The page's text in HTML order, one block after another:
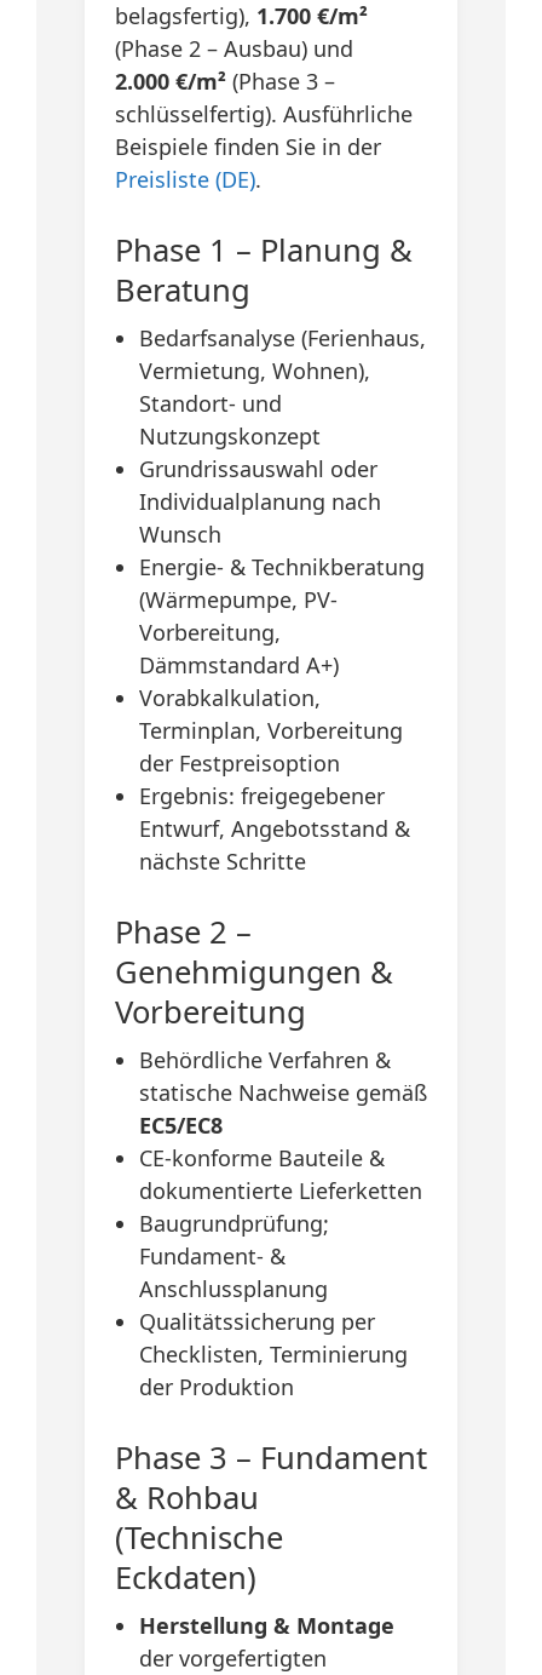
belagsfertig), 1.700 €/m²
(Phase 2 – Ausbau) und
2.000 €/m² (Phase 3 –
schlüsselfertig). Ausführliche
Beispiele finden Sie in der
Preisliste (DE).
Phase 1 – Planung &
Beratung
Bedarfsanalyse (Ferienhaus,
Vermietung, Wohnen),
Standort- und
Nutzungskonzept
Grundrissauswahl oder
Individualplanung nach
Wunsch
Energie- & Technikberatung
(Wärmepumpe, PV-
Vorbereitung,
Dämmstandard A+)
Vorabkalkulation,
Terminplan, Vorbereitung
der Festpreisoption
Ergebnis: freigegebener
Entwurf, Angebotsstand &
nächste Schritte
Phase 2 –
Genehmigungen &
Vorbereitung
Behördliche Verfahren &
statische Nachweise gemäß
EC5/EC8
CE-konforme Bauteile &
dokumentierte Lieferketten
Baugrundprüfung;
Fundament- &
Anschlussplanung
Qualitätssicherung per
Checklisten, Terminierung
der Produktion
Phase 3 – Fundament
& Rohbau
(Technische
Eckdaten)
Herstellung & Montage
der vorgefertigten